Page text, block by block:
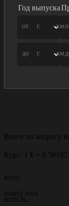
Год выпуска
от г.
до г.
км.
км.
Всего по запросу
Курс: 1 ¥ =
ФОТО
НОМЕР ЛОТА
МОДЕЛЬ